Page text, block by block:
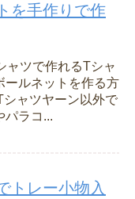
を手作りで作
ャツで作れるTシャ
ールネットを作る方
ャツヤーン以外で
パラコ...
トレー小物入